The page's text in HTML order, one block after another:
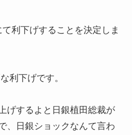
利下げすることを決定しま
利下げです。
げするよと日銀植田総裁が
、日銀ショックなんて言わ